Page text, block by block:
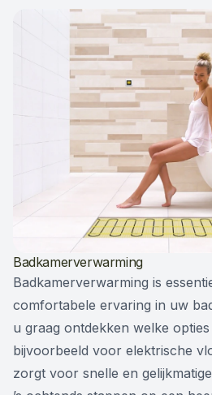
Badkamerverwarming
Badkamerverwarming is
comfortabele ervaring in uw
u graag ontdekken welke opties
bijvoorbeeld voor elektrische
zorgt voor snelle en